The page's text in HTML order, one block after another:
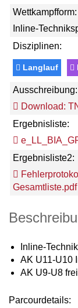
Wettkampfform:
Inline-
Disziplinen:
Langlauf
Ausschreibung:
Download:
Ergebnisliste:
Ergebnisliste2:
Gesamtliste.pdf
Inline-
AK U11-U10
AK U9-U8
Parcourdetails: